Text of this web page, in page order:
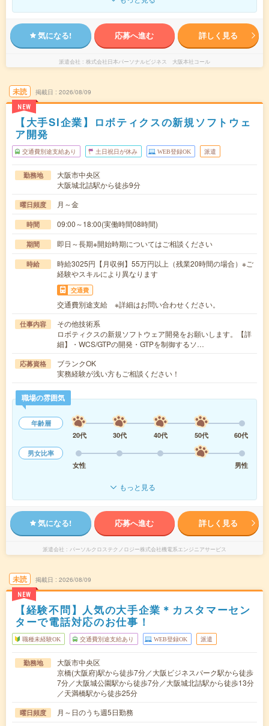
気になる! 応募へ進む 詳しく見る
派遣会社 株式会社日本パーソナルビジネス 大阪本社コール
未読
NEW
掲載日 2026/08/09
【大手SI企業】ロボティクスの新規ソフトウェ
ア開発
交通費別途支給あり 土日祝日が休み WEB登録OK 派遣
勤務地
大阪市中央区
大阪城北詰駅から徒歩9分
曜日頻度 月～金
時間 09:00～18:00(実働時間08時間)
期間 即日～長期※開始時期についてはご相談ください
時給
時給3025円【月収例】55万円以上（残業20時間の場合）※ご
経験やスキルにより異なります
交通費
交通費別途支給 ※詳細はお問い合わせください。
仕事内容
その他技術系
ロボティクスの新規ソフトウェア開発をお願いします。【詳
細】・WCS/GTPの開発・GTPを制御するソ…
応募資格
ブランクOK
実務経験が浅い方もご相談ください！
職場の雰囲気
年齢層
20代
30代 40代 50代
60代
男女比率
女性
男性
もっと見る
気になる! 応募へ進む 詳しく見る
派遣会社 パーソルクロステクノロジー株式会社機電系エンジニアサービス
未読
NEW
掲載日 2026/08/09
【経験不問】人気の大手企業＊カスタマーセン
ターで電話対応のお仕事！
職種未経験OK 交通費別途支給あり WEB登録OK 派遣
勤務地
大阪市中央区
京橋(大阪府)駅から徒歩7分／大阪ビジネスパーク駅から徒歩
7分／大阪城公園駅から徒歩7分／大阪城北詰駅から徒歩13分
／天満橋駅から徒歩25分
曜日頻度 月～日のうち週5日勤務